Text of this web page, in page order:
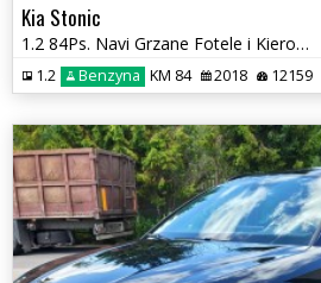
Kia Stonic
1.2 84Ps. Navi Grzane Fotele i Kierownica 2018
1.2 Benzyna KM 84 2018 12159